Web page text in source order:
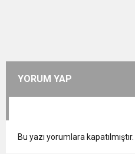
YORUM YAP
Bu yazı yorumlara kapatılmıştır.